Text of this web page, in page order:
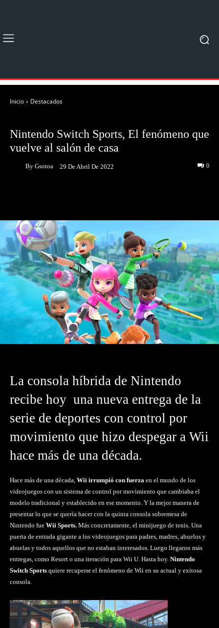
Inicio Destacados
Nintendo Switch Sports, El fenómeno que
vuelve al salón de casa
By Gsotoa 29 De Abril De 2022 0
La consola híbrida de Nintendo
recibe hoy una nueva entrega de la
serie de deportes con control por
movimiento que hizo despegar a Wii
hace más de una década.
Hace más de una década, Wii irrumpió con fuerza en el mundo de los
videojuegos con un sistema de control por movimiento que cambiaba el
modelo tradicional y establecido en ese momento. Y la mejor manera de
presentar lo que se quería hacer con la quinta consola sobremesa de
Nintendo fue Wii Sports. Más concretamente, el minijuego de tenis. Una
puerta de entrada gigante a los videojuegos para padres, madres, abuelos y
abuelas y todos aquellos que no estaban interesados. Luego llegaron más
entregas, como Resort o una iteración para Wii U. Hasta hoy. Nintendo
Switch Sports quiere recuperar el fenómeno de Wii en su actual y exitosa
consola.